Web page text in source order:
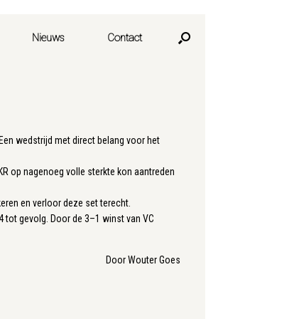
Nieuws Contact
wedstrijd met direct belang voor het
op nagenoeg volle sterkte kon aantreden
en verloor deze set terecht.
tot gevolg. Door de 3–1 winst van VC
Door Wouter Goes